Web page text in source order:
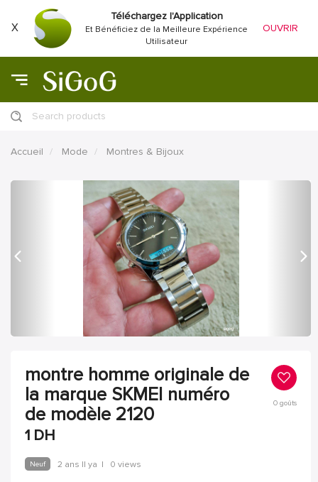
X
Téléchargez l'Application
Et Bénéficiez de la Meilleure Expérience
Utilisateur
OUVRIR
Search products
Accueil Mode Montres & Bijoux
montre homme originale de
la marque SKMEI numéro
de modèle 2120
1 DH
0goûts
Neuf 2 ans Il ya | 0 views